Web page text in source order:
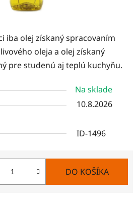
iba olej získaný spracovaním
oleja a olej získaný
pre studenú aj teplú kuchyňu.
Na sklade
10.8.2026
ID-1496
DO KOŠÍKA